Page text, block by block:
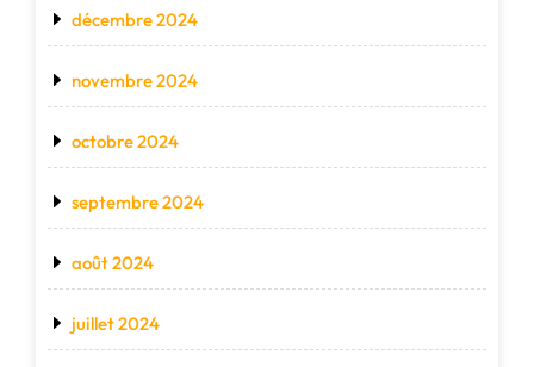
décembre 2024
novembre 2024
octobre 2024
septembre 2024
août 2024
juillet 2024